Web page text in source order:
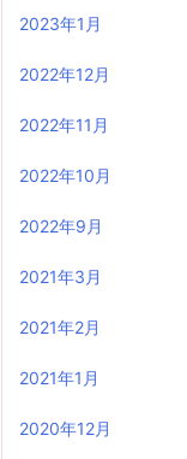
2023年1月
2022年12月
2022年11月
2022年10月
2022年9月
2021年3月
2021年2月
2021年1月
2020年12月